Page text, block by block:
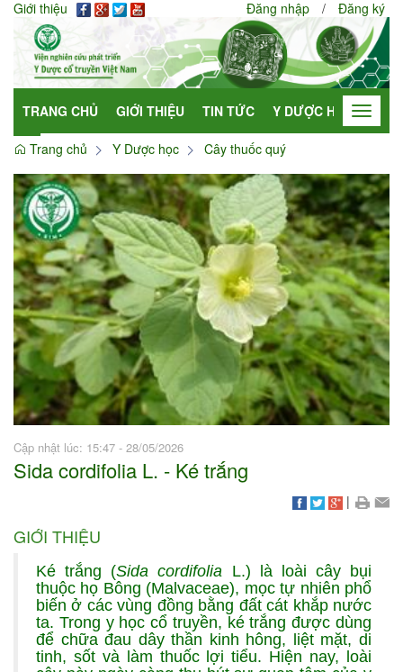
Giới thiệu Đăng nhập / Đăng ký
TRANG CHỦ GIỚI THIỆU TIN TỨC Y DƯỢC HỌC Toggle
Trang chủ
Y Dược học Cây thuốc quý
Cập nhật lúc: 15:47 - 28/05/2026
Sida cordifolia L. - Ké trắng
|
GIỚI THIỆU
Ké trắng (Sida cordifolia L.) là loài cây bụi
thuộc họ Bông (Malvaceae), mọc tự nhiên phổ
biến ở các vùng đồng bằng đất cát khắp nước
ta. Trong y học cổ truyền, ké trắng được dùng
để chữa đau dây thần kinh hông, liệt mặt, di
tinh, sốt và làm thuốc lợi tiểu. Hiện nay, loài